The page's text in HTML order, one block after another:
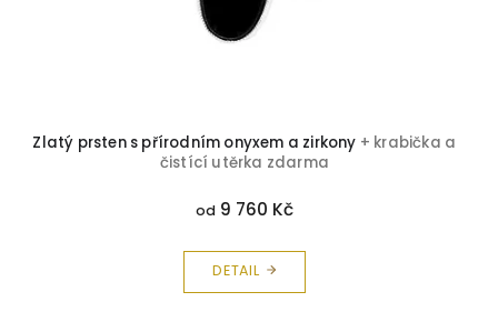
Zlatý prsten s přírodním onyxem a zirkony + krabička a
čistící utěrka zdarma
od9 760 Kč
DETAIL